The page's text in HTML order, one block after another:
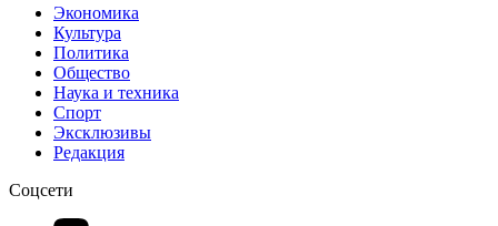
Экономика
Культура
Политика
Общество
Наука и техника
Спорт
Эксклюзивы
Редакция
Соцсети